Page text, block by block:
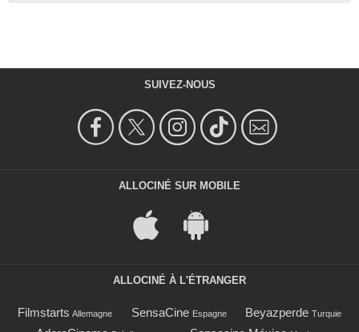
SUIVEZ-NOUS
ALLOCINÉ SUR MOBILE
ALLOCINÉ À L'ÉTRANGER
Filmstarts Allemagne SensaCine Espagne Beyazperde Turquie